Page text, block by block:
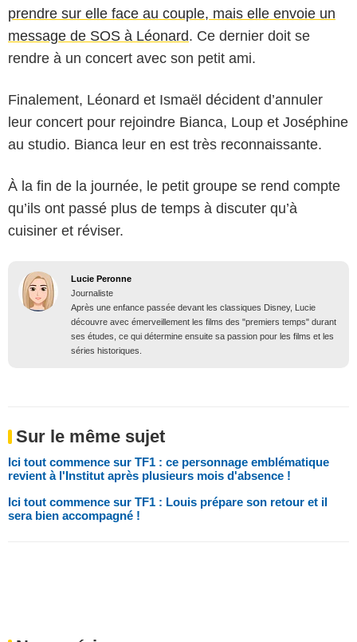
prendre sur elle face au couple, mais elle envoie un
message de SOS à Léonard. Ce dernier doit se
rendre à un concert avec son petit ami.
Finalement, Léonard et Ismaël décident d’annuler
leur concert pour rejoindre Bianca, Loup et Joséphine
au studio. Bianca leur en est très reconnaissante.
À la fin de la journée, le petit groupe se rend compte
qu’ils ont passé plus de temps à discuter qu’à
cuisiner et réviser.
Lucie Peronne
Journaliste
Après une enfance passée devant les classiques Disney, Lucie
découvre avec émerveillement les films des "premiers temps" durant
ses études, ce qui détermine ensuite sa passion pour les films et les
séries historiques.
Sur le même sujet
Ici tout commence sur TF1 : ce personnage emblématique
revient à l'Institut après plusieurs mois d'absence !
Ici tout commence sur TF1 : Louis prépare son retour et il
sera bien accompagné !